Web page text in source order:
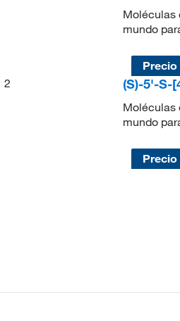
Moléculas
mundo
2
(S)-5'-S-
Moléculas
mundo